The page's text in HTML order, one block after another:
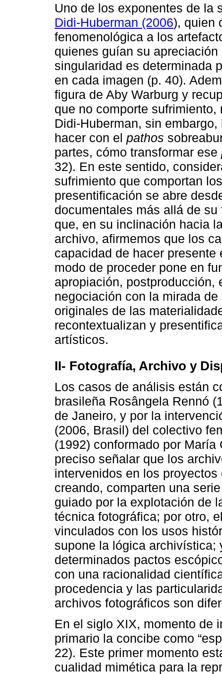
Uno de los exponentes de la
Didi-Huberman (2006), quien
fenomenológica a los
quienes guían su
singularidad es determinada
en cada imagen (p. 40).
figura de Aby Warburg y
que no comporte
Didi-Huberman, sin
hacer con el pathos
partes, cómo transformar ese
32). En este sentido,
sufrimiento que comportan
presentificación se abre
documentales más allá de
que, en su inclinación hacia
archivo, afirmemos que los
capacidad de hacer
modo de proceder pone en
apropiación, postproducción,
negociación con la mirada
originales de las
recontextualizan y
artísticos.
II- Fotografía, Archivo y
Los casos de análisis están
brasileña Rosângela Rennó
de Janeiro, y por la
(2006, Brasil) del colectivo
(1992) conformado por
preciso señalar que los
intervenidos en los
creando, comparten una
guiado por la explotación de
técnica fotográfica; por otro,
vinculados con los usos
supone la lógica archivística;
determinados pactos
con una racionalidad
procedencia y las
archivos fotográficos son
En el siglo XIX, momento de
primario la concibe como
22). Este primer momento
cualidad mimética para la